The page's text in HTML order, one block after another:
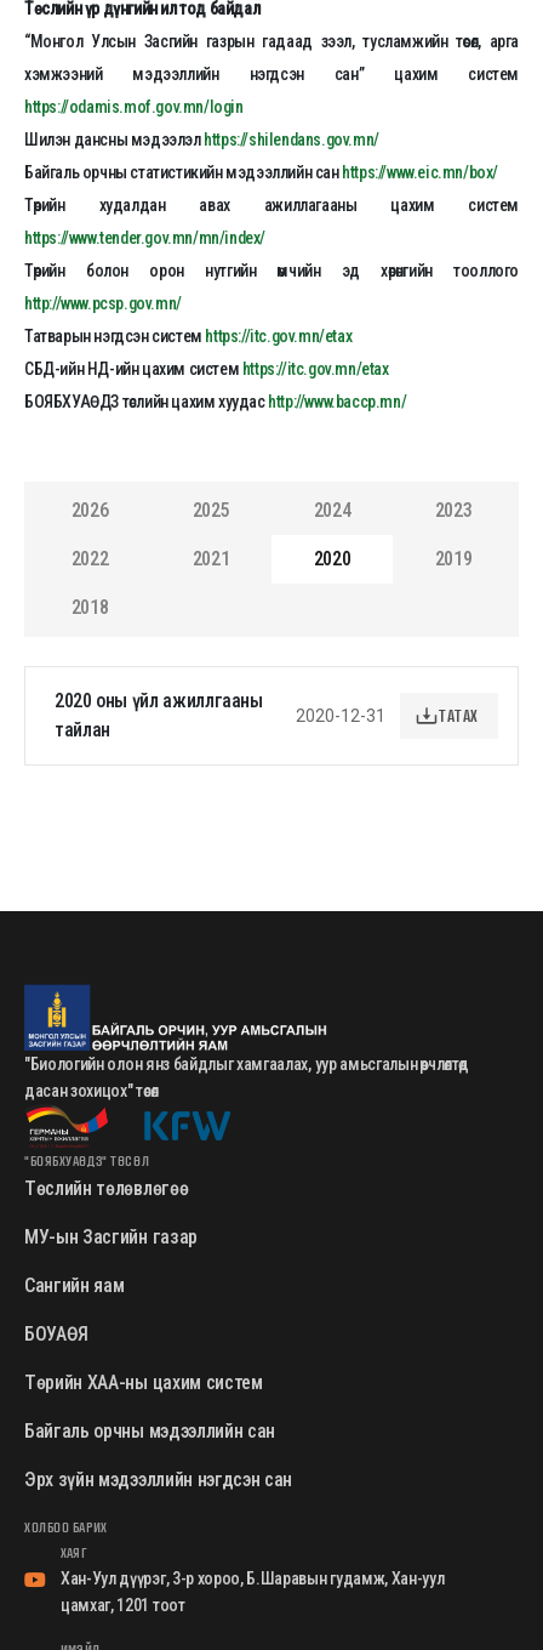
Төслийн үр дүнгийн ил тод байдал
“Монгол Улсын Засгийн газрын гадаад зээл, тусламжийн төсөл, арга
хэмжээний мэдээллийн нэгдсэн сан” цахим систем
https://odamis.mof.gov.mn/login
Шилэн дансны мэдээлэлhttps://shilendans.gov.mn/
Байгаль орчны статистикийн мэдээллийн сан https://www.eic.mn/box/
Төрийн худалдан авах ажиллагааны цахим систем
https://www.tender.gov.mn/mn/index/
Төрийн болон орон нутгийн өмчийн эд хөрөнгийн тооллого
http://www.pcsp.gov.mn/
Татварын нэгдсэн систем https://itc.gov.mn/etax
СБД-ийн НД-ийн цахим систем https://itc.gov.mn/etax
БОЯБХУАӨДЗ төслийн цахим хуудас http://www.baccp.mn/
2026 2025 2024 2023
2022 2021 2020 2019
2018
2020 оны үйл ажиллгааны
тайлан
2020-12-31 ТАТАХ
"Биологийн олон янз байдлыг хамгаалах, уур амьсгалын өөрчлөлтөд
дасан зохицох" төсөл
"БОЯБХУАӨДЗ" ТӨСӨЛ
Төслийн төлөвлөгөө
МУ-ын Засгийн газар
Сангийн яам
БОУАӨЯ
Төрийн ХАА-ны цахим систем
Байгаль орчны мэдээллийн сан
Эрх зүйн мэдээллийн нэгдсэн сан
ХОЛБОО БАРИХ
ХАЯГ
Хан-Уул дүүрэг, 3-р хороо, Б.Шаравын гудамж, Хан-уул
цамхаг, 1201 тоот